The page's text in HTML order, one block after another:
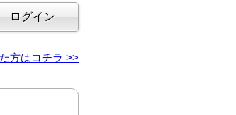
方はコチラ >>